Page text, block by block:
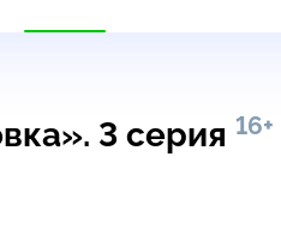
3 серия 16+